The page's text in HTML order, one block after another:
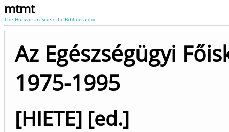
mtmt
The Hungarian Scientific Bibliography
Az Egészségügyi
1975-1995
[HIETE] [ed.]